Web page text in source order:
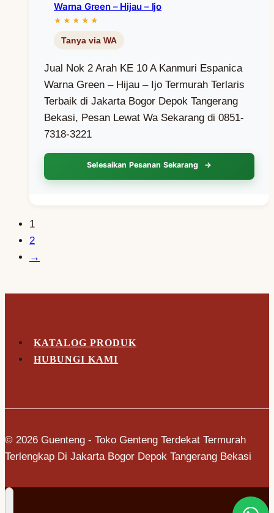
Warna Green – Hijau – Ijo
Jual Nok 2 Arah KE 10 A Kanmuri Espanica
Warna Green – Hijau – Ijo Termurah Terlaris
Terbaik di Jakarta Bogor Depok Tangerang
Bekasi, Pesan Lewat Wa Sekarang di 0851-
7318-3221
Selesaikan Pesanan Sekarang
1
2
→
KATALOG PRODUK
HUBUNGI KAMI
© 2026 Guenteng - Toko Genteng Terdekat Termurah
Terlengkap Di Jakarta Bogor Depok Tangerang Bekasi